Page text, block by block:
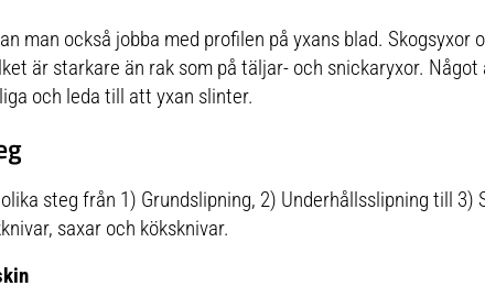
man också jobba med profilen på yxans blad. Skogsyxor
är starkare än rak som på täljar- och snickaryxor.
och leda till att yxan slinter.
steg från 1) Grundslipning, 2) Underhållsslipning till
saxar och köksknivar.